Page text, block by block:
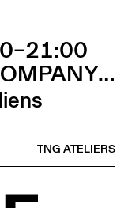
2B COMPANY - FRANÇOIS GREMAUD
TNG ATELIERS